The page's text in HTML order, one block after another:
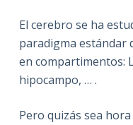
El cerebro se ha
paradigma estándar
en compartimentos:
hipocampo, … .
Pero quizás sea